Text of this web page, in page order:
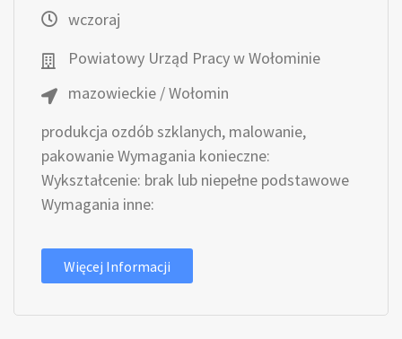
wczoraj
Powiatowy Urząd Pracy w Wołominie
mazowieckie / Wołomin
produkcja ozdób szklanych, malowanie,
pakowanie Wymagania konieczne:
Wykształcenie: brak lub niepełne podstawowe
Wymagania inne:
Więcej Informacji